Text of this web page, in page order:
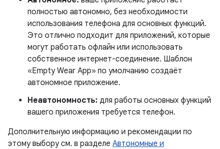
полностью автономно, без необходимости
использования телефона для основных функций.
Это отлично подходит для приложений, которые
могут работать офлайн или использовать
собственное интернет-соединение. Шаблон
«Empty Wear App» по умолчанию создаёт
автономное приложение.
Неавтономность: для работы основных функций
вашего приложения требуется телефон.
Дополнительную информацию и рекомендации по
этому выбору см. в разделе Автономные и